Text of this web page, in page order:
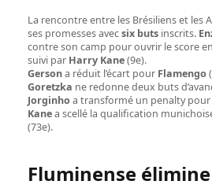
La rencontre entre les Brésiliens et les
ses promesses avecsix buts inscrits.
contre son camp pour ouvrir le score
suivi par Harry Kane(9e).
Gersona réduit l’écart pour Flamengo
Goretzka ne redonne deux buts
Jorginhoa transformé un penalty pour
Kanea scellé la qualification
(73e).
Fluminense